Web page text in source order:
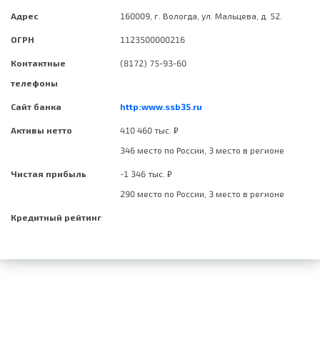
Адрес 160009, г. Вологда, ул. Мальцева, д. 52.
ОГРН 1123500000216
Контактные
телефоны
(8172) 75-93-60
Сайт банка http:www.ssb35.ru
Активы нетто
410 460 тыс. ₽
346 место по России, 3 место в регионе
Чистая прибыль
-1 346 тыс. ₽
290 место по России, 3 место в регионе
Кредитный рейтинг